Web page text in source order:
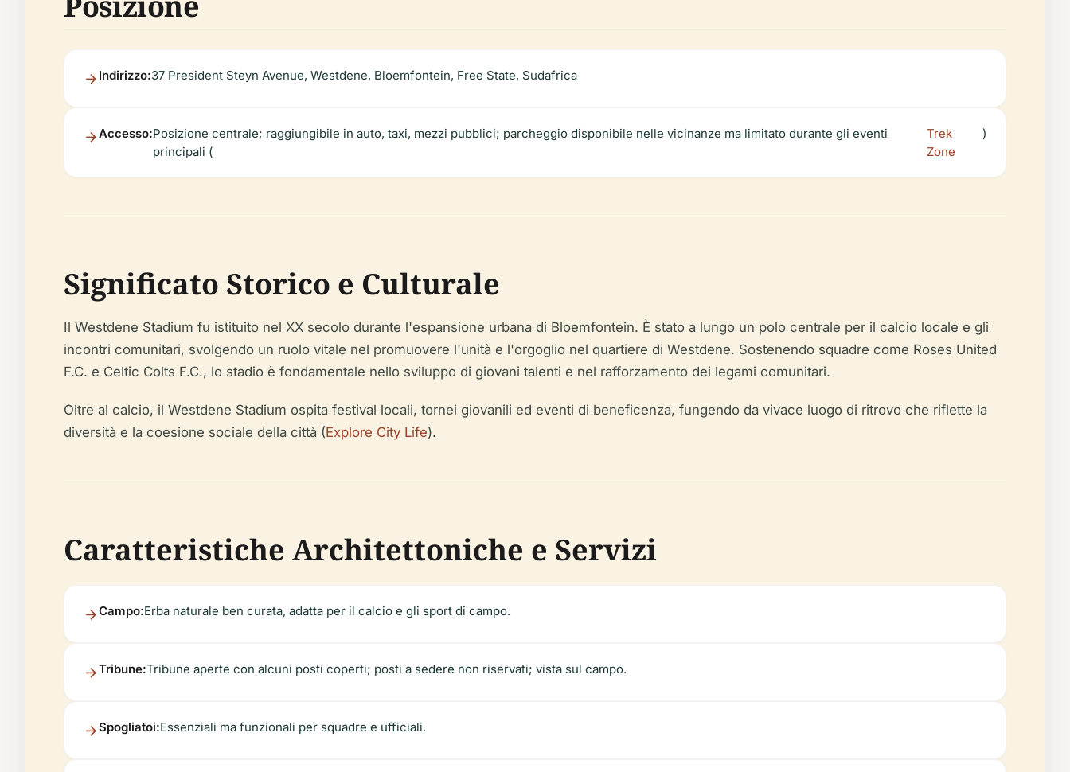
Indirizzo:37 President Steyn Avenue, Westdene, Bloemfontein, Free State, Sudafrica
Accesso:Posizione centrale; raggiungibile in auto, taxi, mezzi pubblici; parcheggio disponibile nelle vicinanze ma limitato durante gli eventi
principali (
Trek
Zone
)
Significato Storico e Culturale
Il Westdene Stadium fu istituito nel XX secolo durante l'espansione urbana di Bloemfontein. È stato a lungo un polo centrale per il calcio locale e gli
incontri comunitari, svolgendo un ruolo vitale nel promuovere l'unità e l'orgoglio nel quartiere di Westdene. Sostenendo squadre come Roses United
F.C. e Celtic Colts F.C., lo stadio è fondamentale nello sviluppo di giovani talenti e nel rafforzamento dei legami comunitari.
Oltre al calcio, il Westdene Stadium ospita festival locali, tornei giovanili ed eventi di beneficenza, fungendo da vivace luogo di ritrovo che riflette la
diversità e la coesione sociale della città (Explore City Life).
Caratteristiche Architettoniche e Servizi
Campo:Erba naturale ben curata, adatta per il calcio e gli sport di campo.
Tribune:Tribune aperte con alcuni posti coperti; posti a sedere non riservati; vista sul campo.
Spogliatoi:Essenziali ma funzionali per squadre e ufficiali.